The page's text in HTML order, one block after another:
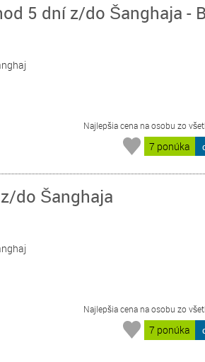
5 dní z/do Šanghaja -
Najlepšia cena na osobu zo
7 ponúka
do Šanghaja
Najlepšia cena na osobu zo
7 ponúka